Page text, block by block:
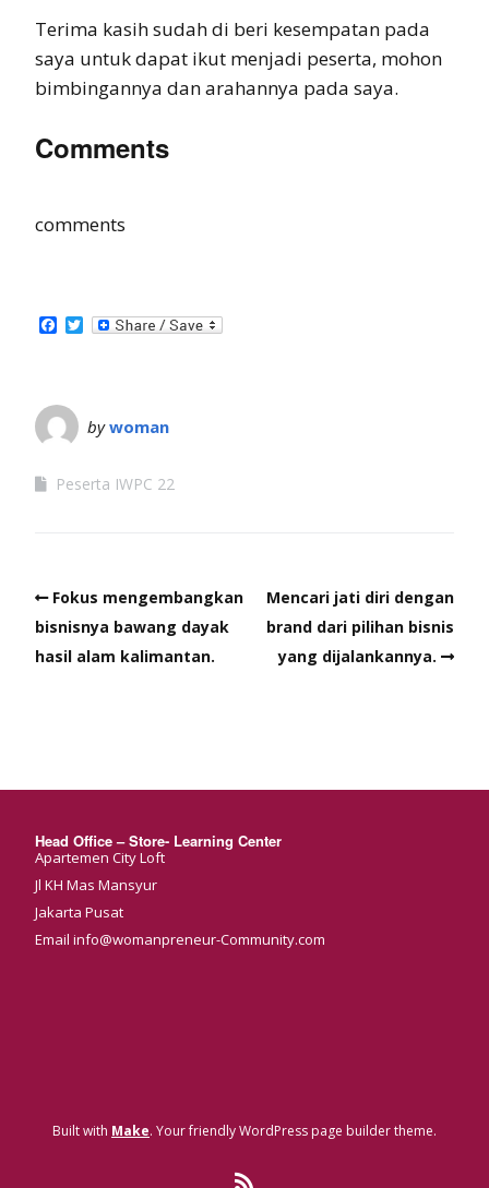
Terima kasih sudah di beri kesempatan pada
saya untuk dapat ikut menjadi peserta, mohon
bimbingannya dan arahannya pada saya.
Comments
comments
Facebook
Twitter
bywoman
Peserta IWPC 22
Fokus mengembangkan
bisnisnya bawang dayak
hasil alam kalimantan.
Mencari jati diri dengan
brand dari pilihan bisnis
yang dijalankannya.
Head Office – Store- Learning Center
Apartemen City Loft
Jl KH Mas Mansyur
Jakarta Pusat
Email info@womanpreneur-Community.com
Built with Make. Your friendly WordPress page builder theme.